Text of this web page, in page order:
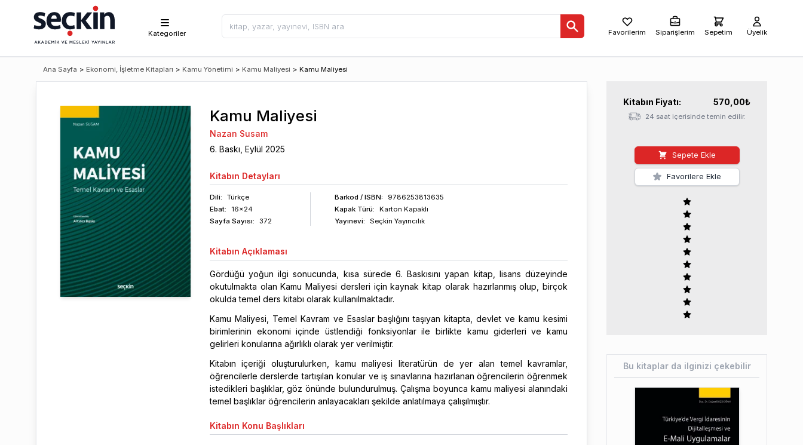
Kategoriler Favorilerim Siparişlerim Sepetim Üyelik
Ana Sayfa > Ekonomi, İşletme Kitapları > Kamu Yönetimi > Kamu Maliyesi > Kamu Maliyesi
Kamu Maliyesi
Nazan Susam
6. Baskı, Eylül 2025
Kitabın Detayları
Dili:
Türkçe
Ebat:
16x24
Sayfa Sayısı: 372
Barkod / ISBN:
9786253813635
Kapak Türü:
Karton Kapaklı
Yayınevi:
Seçkin Yayıncılık
Kitabın Açıklaması
Gördüğü yoğun ilgi sonucunda, kısa sürede 6. Baskısını yapan kitap, lisans düzeyinde
okutulmakta olan Kamu Maliyesi dersleri için kaynak kitap olarak hazırlanmış olup, birçok
okulda temel ders kitabı olarak kullanılmaktadır.
Kamu Maliyesi, Temel Kavram ve Esaslar başlığını taşıyan kitapta, devlet ve kamu kesimi
birimlerinin ekonomi içinde üstlendiği fonksiyonlar ile birlikte kamu giderleri ve kamu
gelirleri konularına ağırlıklı olarak yer verilmiştir.
Kitabın içeriği oluşturulurken, kamu maliyesi literatürün de yer alan temel kavramlar,
öğrencilerle derslerde tartışılan konular ve iş sınavlarına hazırlanan öğrencilerin öğrenmek
istedikleri başlıklar, göz önünde bulundurulmuş. Çalışma boyunca kamu maliyesi alanındaki
temel başlıklar öğrencilerin anlayacakları şekilde anlatılmaya çalışılmıştır.
Kitabın Konu Başlıkları
Kitabın Fiyatı: 570,00₺
24 saat içerisinde temin edilir.
Sepete Ekle
Favorilere Ekle
Bu kitaplar da ilginizi çekebilir